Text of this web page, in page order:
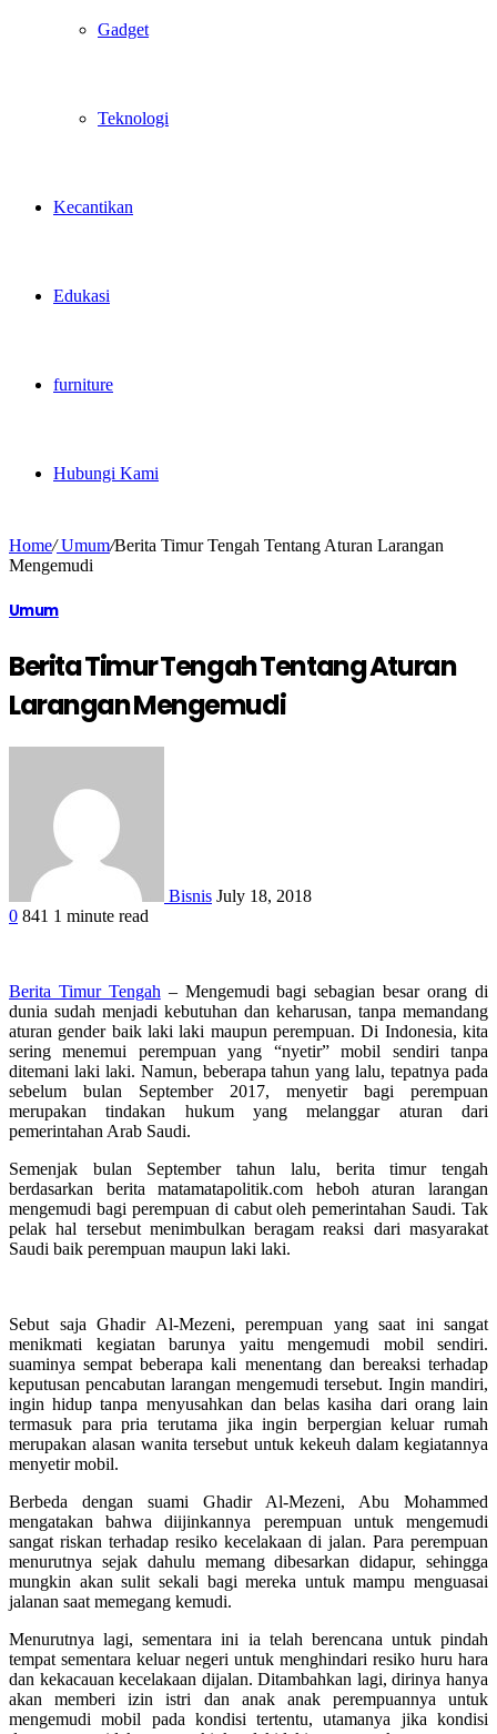
Gadget
Teknologi
Kecantikan
Edukasi
furniture
Hubungi Kami
Home/Umum/Berita Timur Tengah Tentang Aturan Larangan
Mengemudi
Umum
Berita Timur Tengah Tentang Aturan
Larangan Mengemudi
Bisnis July 18, 2018
0 841 1 minute read
Berita Timur Tengah – Mengemudi bagi sebagian besar orang di
dunia sudah menjadi kebutuhan dan keharusan, tanpa memandang
aturan gender baik laki laki maupun perempuan. Di Indonesia, kita
sering menemui perempuan yang “nyetir” mobil sendiri tanpa
ditemani laki laki. Namun, beberapa tahun yang lalu, tepatnya pada
sebelum bulan September 2017, menyetir bagi perempuan
merupakan tindakan hukum yang melanggar aturan dari
pemerintahan Arab Saudi.
Semenjak bulan September tahun lalu, berita timur tengah
berdasarkan berita matamatapolitik.com heboh aturan larangan
mengemudi bagi perempuan di cabut oleh pemerintahan Saudi. Tak
pelak hal tersebut menimbulkan beragam reaksi dari masyarakat
Saudi baik perempuan maupun laki laki.
Sebut saja Ghadir Al-Mezeni, perempuan yang saat ini sangat
menikmati kegiatan barunya yaitu mengemudi mobil sendiri.
suaminya sempat beberapa kali menentang dan bereaksi terhadap
keputusan pencabutan larangan mengemudi tersebut. Ingin mandiri,
ingin hidup tanpa menyusahkan dan belas kasiha dari orang lain
termasuk para pria terutama jika ingin berpergian keluar rumah
merupakan alasan wanita tersebut untuk kekeuh dalam kegiatannya
menyetir mobil.
Berbeda dengan suami Ghadir Al-Mezeni, Abu Mohammed
mengatakan bahwa diijinkannya perempuan untuk mengemudi
sangat riskan terhadap resiko kecelakaan di jalan. Para perempuan
menurutnya sejak dahulu memang dibesarkan didapur, sehingga
mungkin akan sulit sekali bagi mereka untuk mampu menguasai
jalanan saat memegang kemudi.
Menurutnya lagi, sementara ini ia telah berencana untuk pindah
tempat sementara keluar negeri untuk menghindari resiko huru hara
dan kekacauan kecelakaan dijalan. Ditambahkan lagi, dirinya hanya
akan memberi izin istri dan anak anak perempuannya untuk
mengemudi mobil pada kondisi tertentu, utamanya jika kondisi